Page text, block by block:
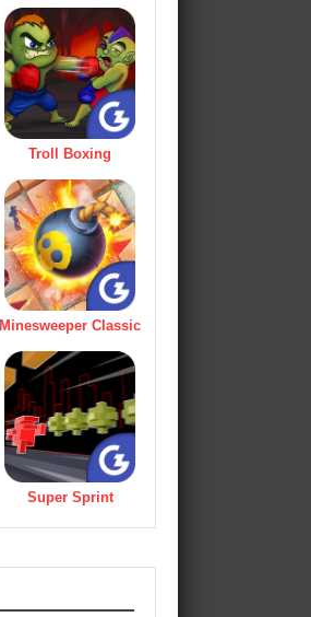
Troll Boxing
Minesweeper Classic
Super Sprint